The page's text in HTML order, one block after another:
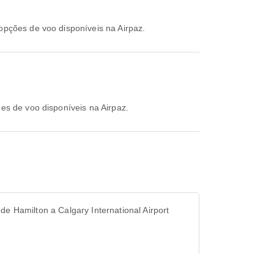
de voo disponíveis na Airpaz.
de voo disponíveis na Airpaz.
Hamilton a Calgary International Airport